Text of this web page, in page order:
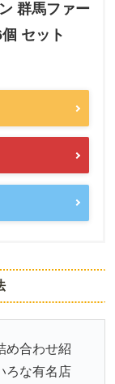
群馬ファー
セット
め合わせ紹
ろな有名店